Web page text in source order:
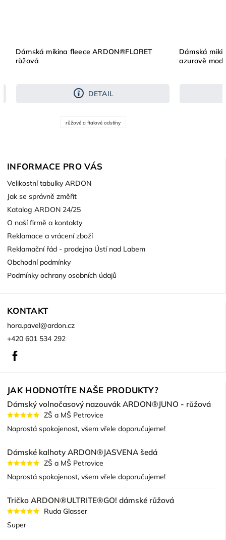
Dámská mikina fleece ARDON®FLORET
růžová
DETAIL
růžové a fialové odstíny
Dámská
azurově
INFORMACE PRO VÁS
Velikostní tabulky ARDON
Jak se správně změřit
Katalog ARDON 24/25
O naší firmě a kontakty
Reklamace a vrácení zboží
Reklamační řád - prodejna Ústí nad Labem
Obchodní podmínky
Podmínky ochrany osobních údajů
KONTAKT
hora.pavel@ardon.cz
+420 601 534 292
JAK HODNOTÍTE NAŠE PRODUKTY?
Dámský volnočasový nazouvák ARDON®JUNO - růžová
ZŠ a MŠ Petrovice
Naprostá spokojenost, všem vřele doporučujeme!
Dámské kalhoty ARDON®JASVENA šedá
ZŠ a MŠ Petrovice
Naprostá spokojenost, všem vřele doporučujeme!
Tričko ARDON®ULTRITE®GO! dámské růžová
Ruda Glasser
Super